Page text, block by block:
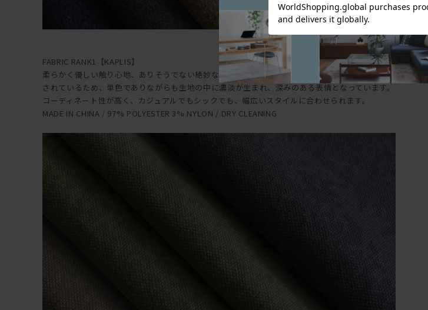
FABRIC RANK1【KAPLIS】
柔らかく優しい触り心地、ありそうでない絶妙な色合いが魅力の生地。ほんのりと起毛加工が施
されているため、単色でありながらも生地の中に濃淡が生まれ、深みのある表情となっています。
コーディネート性が高く、カジュアルでもシックでも、幅広いスタイルに合わせられます。
MADE IN CHINA / 97% POLYESTER 3% NYLON / DRY CLEANING